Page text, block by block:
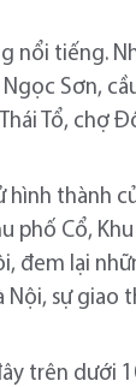
nổi tiếng.
Sơn,
Tổ,
thành
phố Cổ,
đem lại
sự
trên dưới